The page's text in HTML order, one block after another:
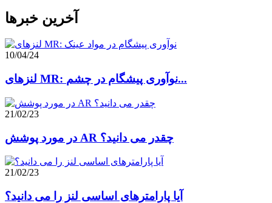
آخرین خبرها
10/04/24
لنزهای MR: نوآوری پیشگام در چشم...
21/02/23
در مورد پوشش AR چقدر می دانید؟
21/02/23
آیا پارامترهای اساسی لنز را می دانید؟